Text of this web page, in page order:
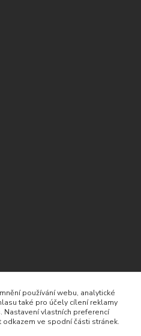
používání webu, analytické
také pro účely cílení reklamy
Nastavení vlastních preferencí
ve spodní části stránek.